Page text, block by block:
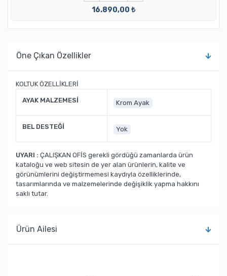
16.890,00 ₺
Öne Çıkan Özellikler
KOLTUK ÖZELLİKLERİ
AYAK MALZEMESİ Krom Ayak
BEL DESTEĞİ Yok
UYARI : ÇALIŞKAN OFİS gerekli gördüğü zamanlarda ürün
kataloğu ve web sitesin de yer alan ürünlerin, kalite ve
görünümlerini değiştirmemesi kaydıyla özelliklerinde,
tasarımlarında ve malzemelerinde değişiklik yapma hakkını
saklı tutar.
Ürün Ailesi